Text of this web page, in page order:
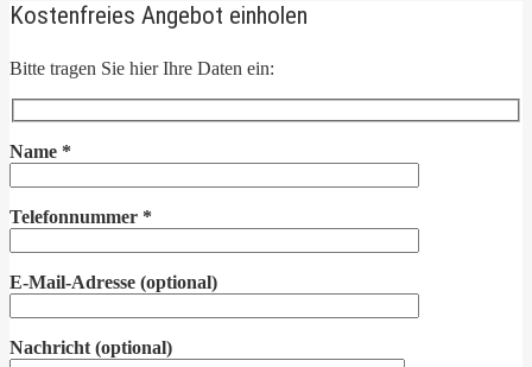
Kostenfreies Angebot einholen
Bitte tragen Sie hier Ihre Daten ein:
Name *
Telefonnummer *
E-Mail-Adresse (optional)
Nachricht (optional)